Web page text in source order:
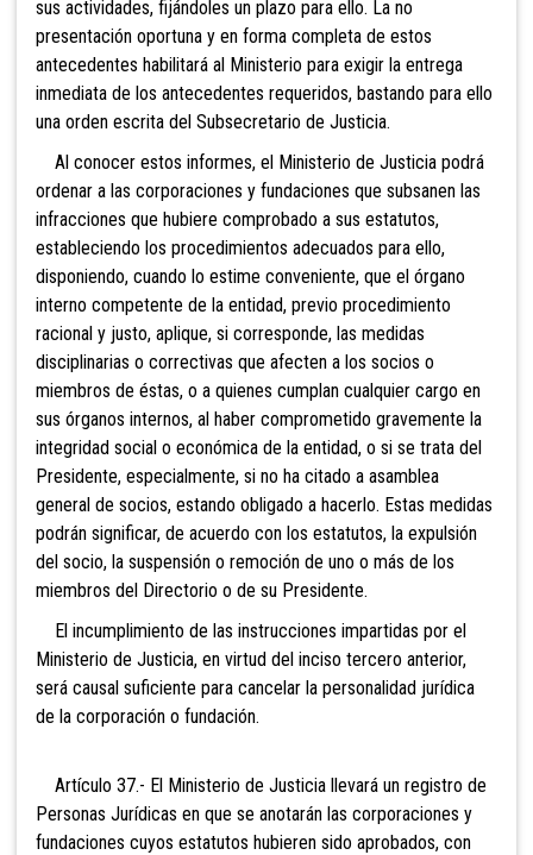
sus actividades, fijándoles un plazo para ello. La no
presentación oportuna y en forma completa de estos
antecedentes habilitará al Ministerio para exigir la entrega
inmediata de los antecedentes requeridos, bastando para ello
una orden escrita del Subsecretario de Justicia.
Al conocer estos informes, el Ministerio de Justicia podrá
ordenar a las corporaciones y fundaciones que subsanen las
infracciones que hubiere comprobado a sus estatutos,
estableciendo los procedimientos adecuados para ello,
disponiendo, cuando lo estime conveniente, que el órgano
interno competente de la entidad, previo procedimiento
racional y justo, aplique, si corresponde, las medidas
disciplinarias o correctivas que afecten a los socios o
miembros de éstas, o a quienes cumplan cualquier cargo en
sus órganos internos, al haber comprometido gravemente la
integridad social o económica de la entidad, o si se trata del
Presidente, especialmente, si no ha citado a asamblea
general de socios, estando obligado a hacerlo. Estas medidas
podrán significar, de acuerdo con los estatutos, la expulsión
del socio, la suspensión o remoción de uno o más de los
miembros del Directorio o de su Presidente.
El incumplimiento de las instrucciones impartidas por el
Ministerio de Justicia, en virtud del inciso tercero anterior,
será causal suficiente para cancelar la personalidad jurídica
de la corporación o fundación.
Artículo 37.- El Ministerio de Justicia llevará un registro de
Personas Jurídicas en que se anotarán las corporaciones y
fundaciones cuyos estatutos hubieren sido aprobados, con